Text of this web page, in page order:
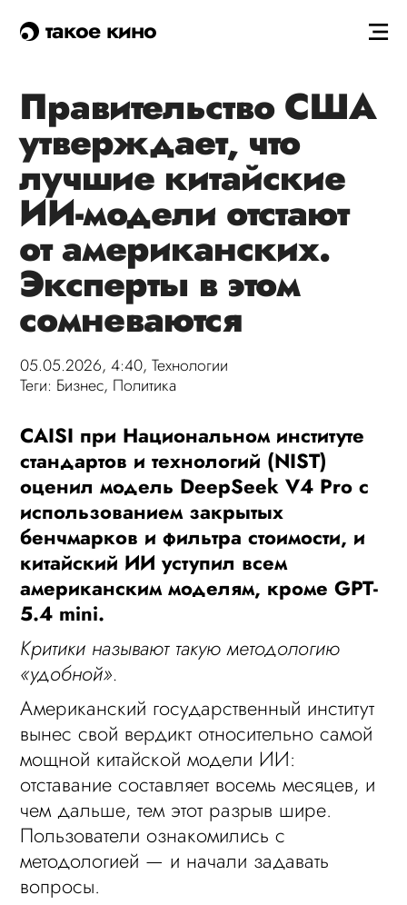
такое кино
Правительство США
утверждает, что
лучшие китайские
ИИ-модели отстают
от американских.
Эксперты в этом
сомневаются
05.05.2026, 4:40,Технологии
Теги: Бизнес, Политика
CAISI при Национальном институте
стандартов и технологий (NIST)
оценил модель DeepSeek V4 Pro с
использованием закрытых
бенчмарков и фильтра стоимости, и
китайский ИИ уступил всем
американским моделям, кроме GPT-
5.4 mini.
Критики называют такую методологию
«удобной».
Американский государственный институт
вынес свой вердикт относительно самой
мощной китайской модели ИИ:
отставание составляет восемь месяцев, и
чем дальше, тем этот разрыв шире.
Пользователи ознакомились с
методологией — и начали задавать
вопросы.